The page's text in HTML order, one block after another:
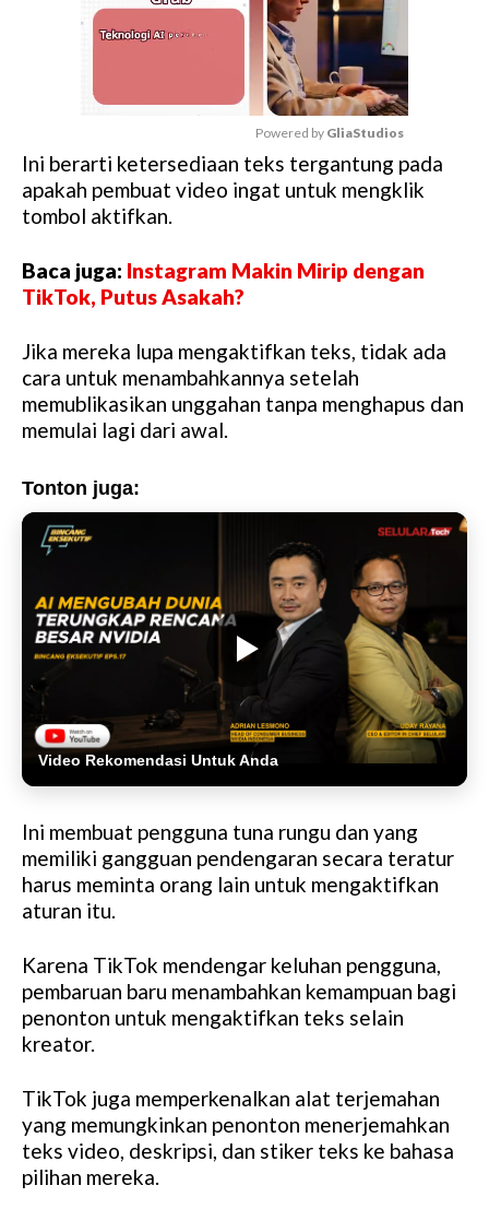
M
u
Powered by GliaStudios
Ini berarti ketersediaan teks tergantung pada
apakah pembuat video ingat untuk mengklik
tombol aktifkan.
Baca juga: Instagram Makin Mirip dengan
TikTok, Putus Asakah?
Jika mereka lupa mengaktifkan teks, tidak ada
cara untuk menambahkannya setelah
memublikasikan unggahan tanpa menghapus dan
memulai lagi dari awal.
Tonton juga:
Video Rekomendasi Untuk Anda
Ini membuat pengguna tuna rungu dan yang
memiliki gangguan pendengaran secara teratur
harus meminta orang lain untuk mengaktifkan
aturan itu.
Karena TikTok mendengar keluhan pengguna,
pembaruan baru menambahkan kemampuan bagi
penonton untuk mengaktifkan teks selain
kreator.
TikTok juga memperkenalkan alat terjemahan
yang memungkinkan penonton menerjemahkan
teks video, deskripsi, dan stiker teks ke bahasa
pilihan mereka.